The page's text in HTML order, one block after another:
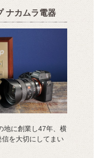
ナカムラ電器
地に創業し47年、横
を大切にしてまい